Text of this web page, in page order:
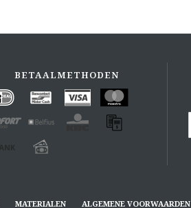
BETAALMETHODEN
MATERIALEN ALGEMENE VOORWAARDEN